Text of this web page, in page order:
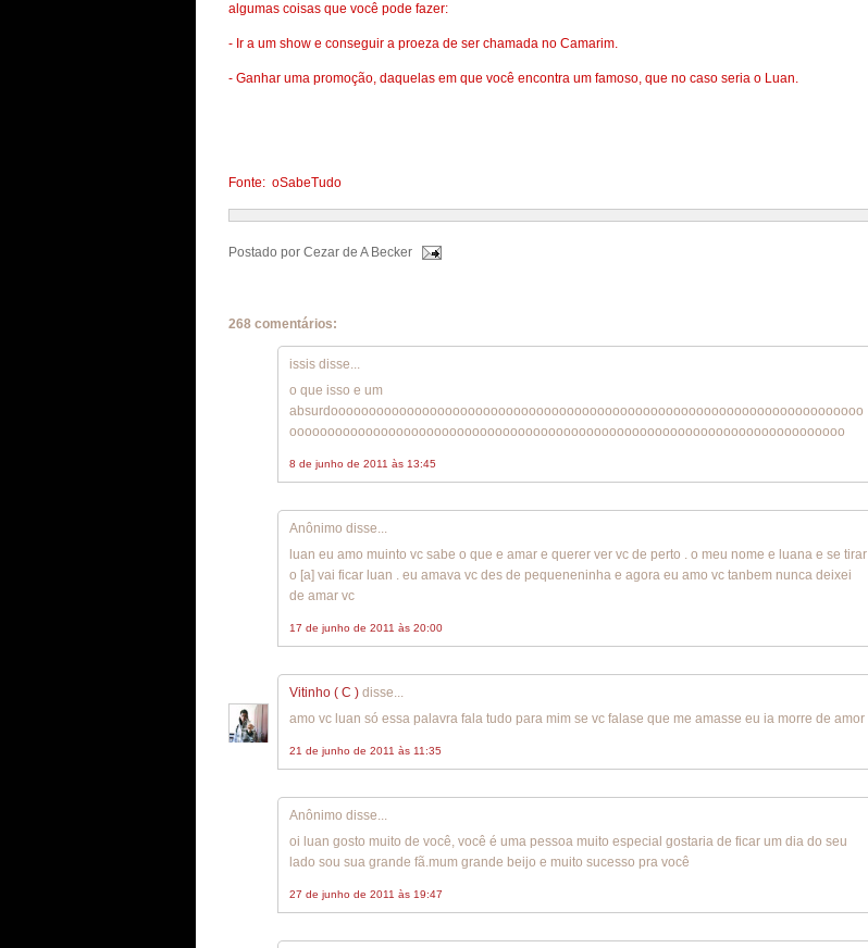
algumas coisas que você pode fazer:
- Ir a um show e conseguir a proeza de ser chamada no Camarim.
- Ganhar uma promoção, daquelas em que você encontra um famoso, que no caso seria o Luan.
Fonte: oSabeTudo
Postado por Cezar de A Becker
268 comentários:
issis disse...
o que isso e um
absurdoooooooooooooooooooooooooooooooooooooooooooooooooooooooooooooooooooooo
ooooooooooooooooooooooooooooooooooooooooooooooooooooooooooooooooooooooooo
8 de junho de 2011 às 13:45
Anônimo disse...
luan eu amo muinto vc sabe o que e amar e querer ver vc de perto . o meu nome e luana e se tirar
o [a] vai ficar luan . eu amava vc des de pequeneninha e agora eu amo vc tanbem nunca deixei
de amar vc
17 de junho de 2011 às 20:00
Vitinho ( C ) disse...
amo vc luan só essa palavra fala tudo para mim se vc falase que me amasse eu ia morre de amor
21 de junho de 2011 às 11:35
Anônimo disse...
oi luan gosto muito de você, você é uma pessoa muito especial gostaria de ficar um dia do seu
lado sou sua grande fã.mum grande beijo e muito sucesso pra você
27 de junho de 2011 às 19:47